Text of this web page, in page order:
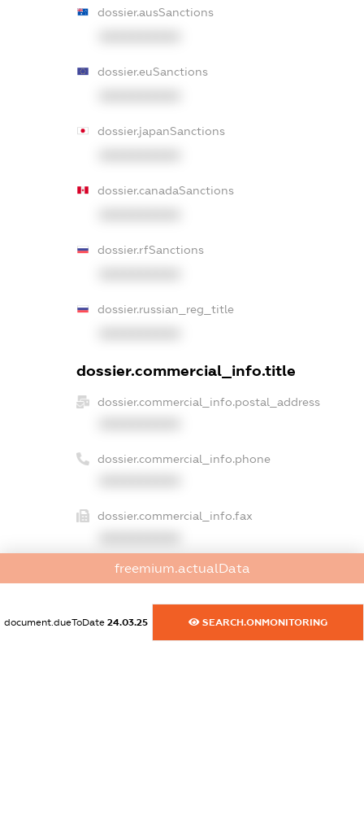
dossier.ausSanctions
dossier.euSanctions
dossier.japanSanctions
dossier.canadaSanctions
dossier.rfSanctions
dossier.russian_reg_title
dossier.commercial_info.title
dossier.commercial_info.postal_address
dossier.commercial_info.phone
dossier.commercial_info.fax
dossier.commercial_info.email
dossier.commercial_info.website
freemium.actualData
document.dueToDate 24.03.25 SEARCH.ONMONITORING